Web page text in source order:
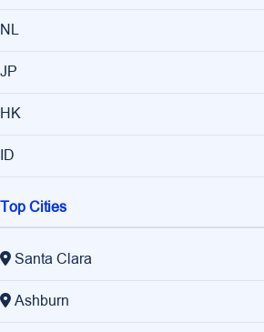
NL
JP
HK
ID
Top Cities
Santa Clara
Ashburn